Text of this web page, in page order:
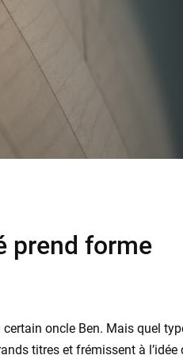
prend forme
oncle Ben. Mais quel
titres et frémissent à l’idée